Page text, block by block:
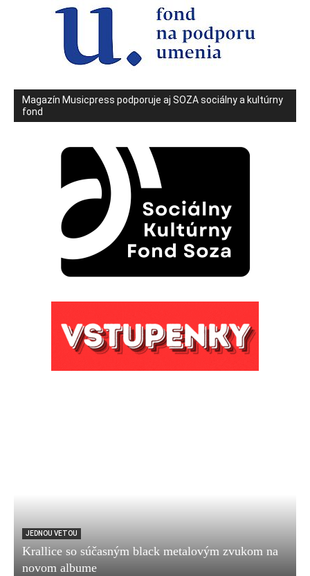
Magazín Musicpress podporuje aj SOZA sociálny a kultúrny
fond
JEDNOU VETOU
Krallice so súčasným black metalovým zvukom na
novom albume